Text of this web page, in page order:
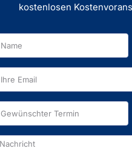
kostenlosen